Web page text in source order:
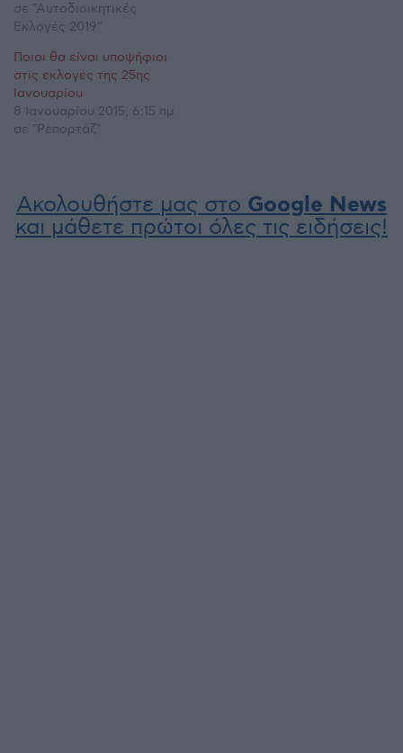
σε "Αυτοδιοικητικές
Εκλογές 2019"
Ποιοι θα είναι υποψήφιοι
στις εκλογές της 25ης
Ιανουαρίου
8 Ιανουαρίου 2015, 6:15 πμ
σε "Ρεπορτάζ"
Ακολουθήστε μας στο Google News
και μάθετε πρώτοι όλες τις ειδήσεις!